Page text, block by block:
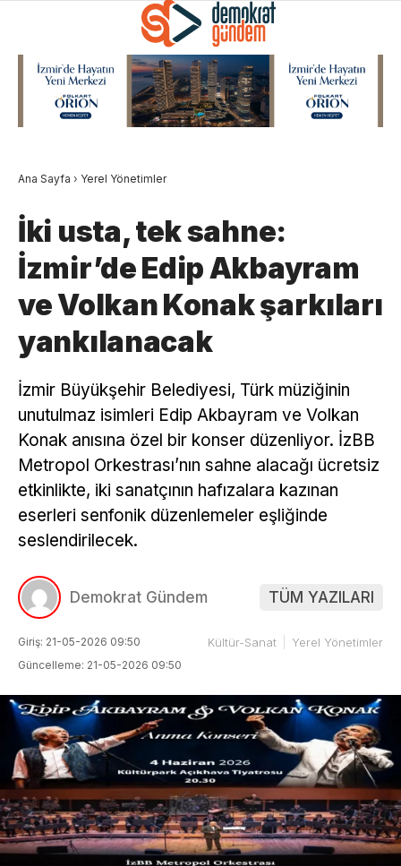
Ana Sayfa › Yerel Yönetimler
İki usta, tek sahne:
İzmir’de Edip Akbayram
ve Volkan Konak şarkıları
yankılanacak
İzmir Büyükşehir Belediyesi, Türk müziğinin
unutulmaz isimleri Edip Akbayram ve Volkan
Konak anısına özel bir konser düzenliyor. İzBB
Metropol Orkestrası’nın sahne alacağı ücretsiz
etkinlikte, iki sanatçının hafızalara kazınan
eserleri senfonik düzenlemeler eşliğinde
seslendirilecek.
Demokrat Gündem TÜM YAZILARI
Giriş: 21-05-2026 09:50
Güncelleme: 21-05-2026 09:50
Kültür-Sanat Yerel Yönetimler